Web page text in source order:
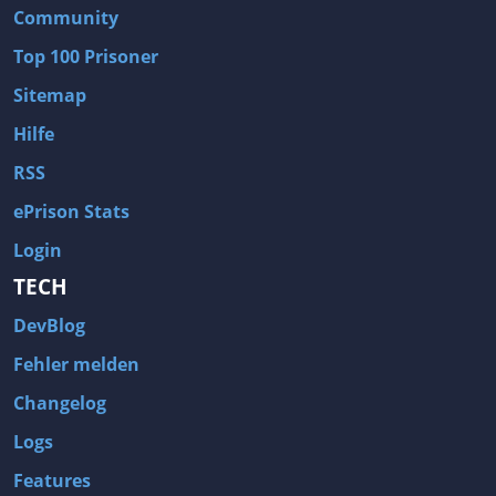
Community
Top 100 Prisoner
Sitemap
Hilfe
RSS
ePrison Stats
Login
TECH
DevBlog
Fehler melden
Changelog
Logs
Features